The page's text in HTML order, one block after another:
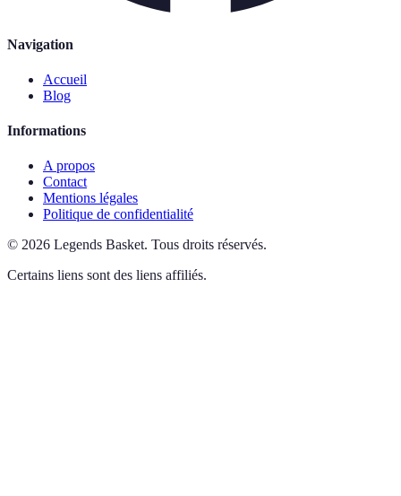
Navigation
Accueil
Blog
Informations
A propos
Contact
Mentions légales
Politique de confidentialité
© 2026 Legends Basket. Tous droits réservés.
Certains liens sont des liens affiliés.